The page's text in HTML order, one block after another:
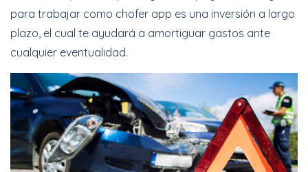
para trabajar como chofer app es una inversión a largo
plazo, el cual te ayudará a amortiguar gastos ante
cualquier eventualidad.